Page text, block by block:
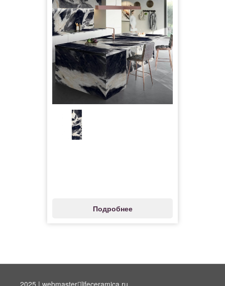
Подробнее
2025 | webmaster lifeceramica.ru